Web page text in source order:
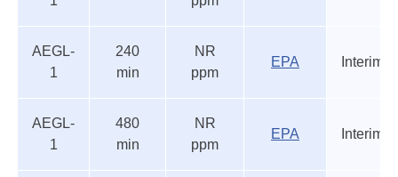
AEGL-
1
240
min
NR
ppm
EPA Interim
AEGL-
1
480
min
NR
ppm
EPA Interim